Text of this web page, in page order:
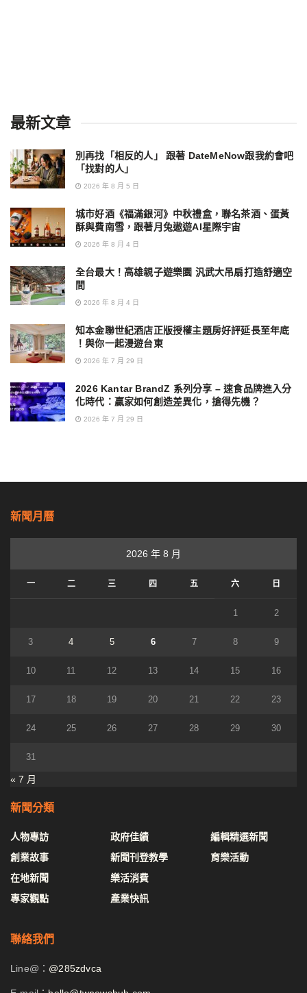
最新文章
別再找「相反的人」 跟著 DateMeNow跟我約會吧
「找對的人」
2026 年 8 月 5 日
城市好酒《福滿銀河》中秋禮盒，聯名茶酒、蛋黃
酥與費南雪，跟著月兔遨遊AI星際宇宙
2026 年 8 月 4 日
全台最大！高雄親子遊樂園 汎武大吊扇打造舒適空
間
2026 年 8 月 4 日
知本金聯世紀酒店正版授權主題房好評延長至年底
！與你一起漫遊台東
2026 年 7 月 29 日
2026 Kantar BrandZ 系列分享 – 速食品牌進入分
化時代：贏家如何創造差異化，搶得先機？
2026 年 7 月 29 日
新聞月曆
2026 年 8 月
一 二 三 四 五 六 日
1 2
3 4 5 6 7 8 9
10 11 12 13 14 15 16
17 18 19 20 21 22 23
24 25 26 27 28 29 30
31
« 7 月
新聞分類
人物專訪
創業故事
在地新聞
專家觀點
政府佳績
新聞刊登教學
樂活消費
產業快訊
編輯精選新聞
育樂活動
聯絡我們
Line@： @285zdvca